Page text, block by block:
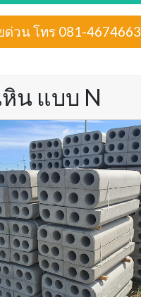
ด่วน โทร 081-4674663
น แบบ N